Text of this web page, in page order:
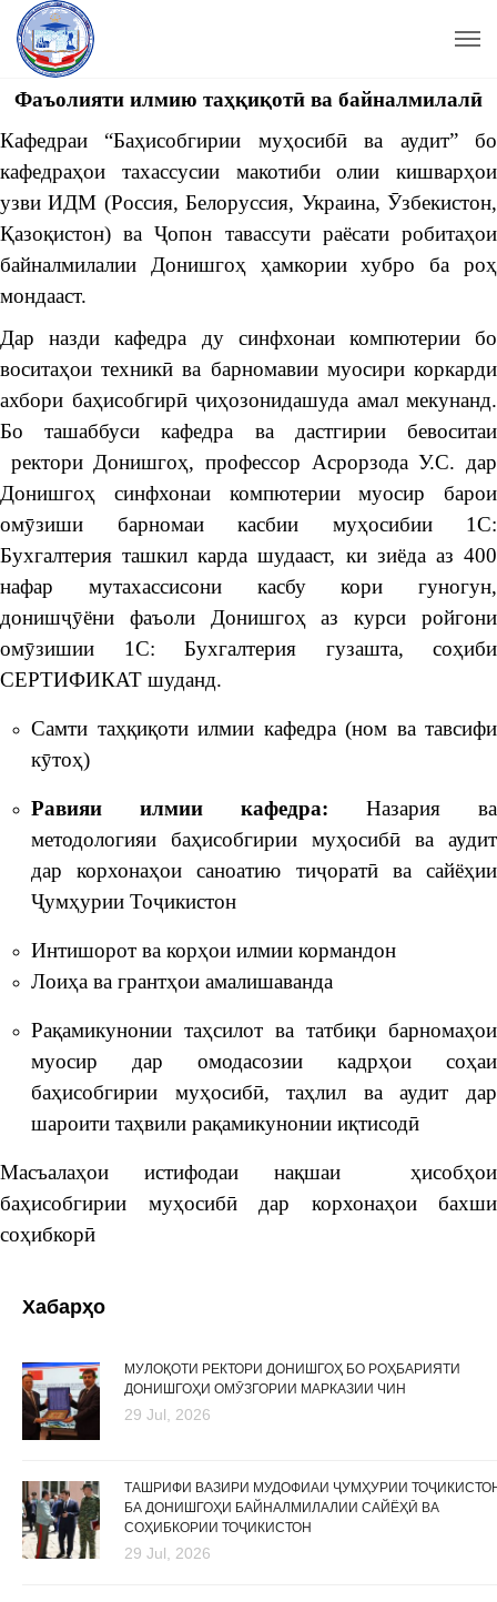
Фаъолияти илмию таҳқиқотӣ ва байналмилалӣ
Кафедраи “Баҳисобгирии муҳосибӣ ва аудит” бо
кафедраҳои тахассусии макотиби олии кишварҳои
узви ИДМ (Россия, Белоруссия, Украина, Ӯзбекистон,
Қазоқистон) ва Ҷопон тавассути раёсати робитаҳои
байналмилалии Донишгоҳ ҳамкории хубро ба роҳ
мондааст.
Дар назди кафедра ду синфхонаи компютерии бо
воситаҳои техникӣ ва барномавии муосири коркарди
ахбори баҳисобгирӣ ҷиҳозонидашуда амал мекунанд.
Бо ташаббуси кафедра ва дастгирии бевоситаи
ректори Донишгоҳ, профессор Асрорзода У.С. дар
Донишгоҳ синфхонаи компютерии муосир барои
омӯзиши барномаи касбии муҳосибии 1С:
Бухгалтерия ташкил карда шудааст, ки зиёда аз 400
нафар мутахассисони касбу кори гуногун,
донишҷӯёни фаъоли Донишгоҳ аз курси ройгони
омӯзишии 1С: Бухгалтерия гузашта, соҳиби
СЕРТИФИКАТ шуданд.
Самти таҳқиқоти илмии кафедра (ном ва тавсифи
кӯтоҳ)
Равияи илмии кафедра: Назария ва
методологияи баҳисобгирии муҳосибӣ ва аудит
дар корхонаҳои саноатию тиҷоратӣ ва сайёҳии
Ҷумҳурии Тоҷикистон
Интишорот ва корҳои илмии кормандон
Лоиҳа ва грантҳои амалишаванда
Рақамикунонии таҳсилот ва татбиқи барномаҳои
муосир дар омодасозии кадрҳои соҳаи
баҳисобгирии муҳосибӣ, таҳлил ва аудит дар
шароити таҳвили рақамикунонии иқтисодӣ
Масъалаҳои истифодаи нақшаи ҳисобҳои
баҳисобгирии муҳосибӣ дар корхонаҳои бахши
соҳибкорӣ
Хабарҳо
МУЛОҚОТИ РЕКТОРИ ДОНИШГОҲ БО РОҲБАРИЯТИ
ДОНИШГОҲИ ОМӮЗГОРИИ МАРКАЗИИ ЧИН
29 Jul, 2026
ТАШРИФИ ВАЗИРИ МУДОФИАИ ҶУМҲУРИИ
БА ДОНИШГОҲИ БАЙНАЛМИЛАЛИИ САЙЁҲӢ ВА
СОҲИБКОРИИ ТОҶИКИСТОН
29 Jul, 2026